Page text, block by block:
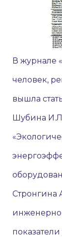
В журнале
человек,
вышла
Шубина
Стронгина